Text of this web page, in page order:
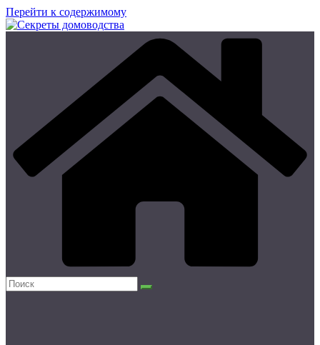
Перейти к содержимому